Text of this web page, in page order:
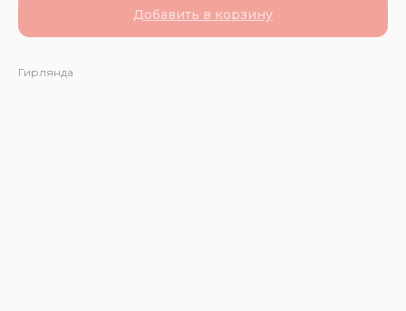
Добавить в корзину
Гирлянда